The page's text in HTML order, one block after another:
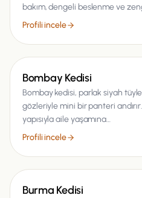
bakım, dengeli beslenme ve
Profili incele
Bombay Kedisi
Bombay kedisi, parlak siyah
gözleriyle mini bir panteri
yapısıyla aile yaşamına…
Profili incele
Burma Kedisi